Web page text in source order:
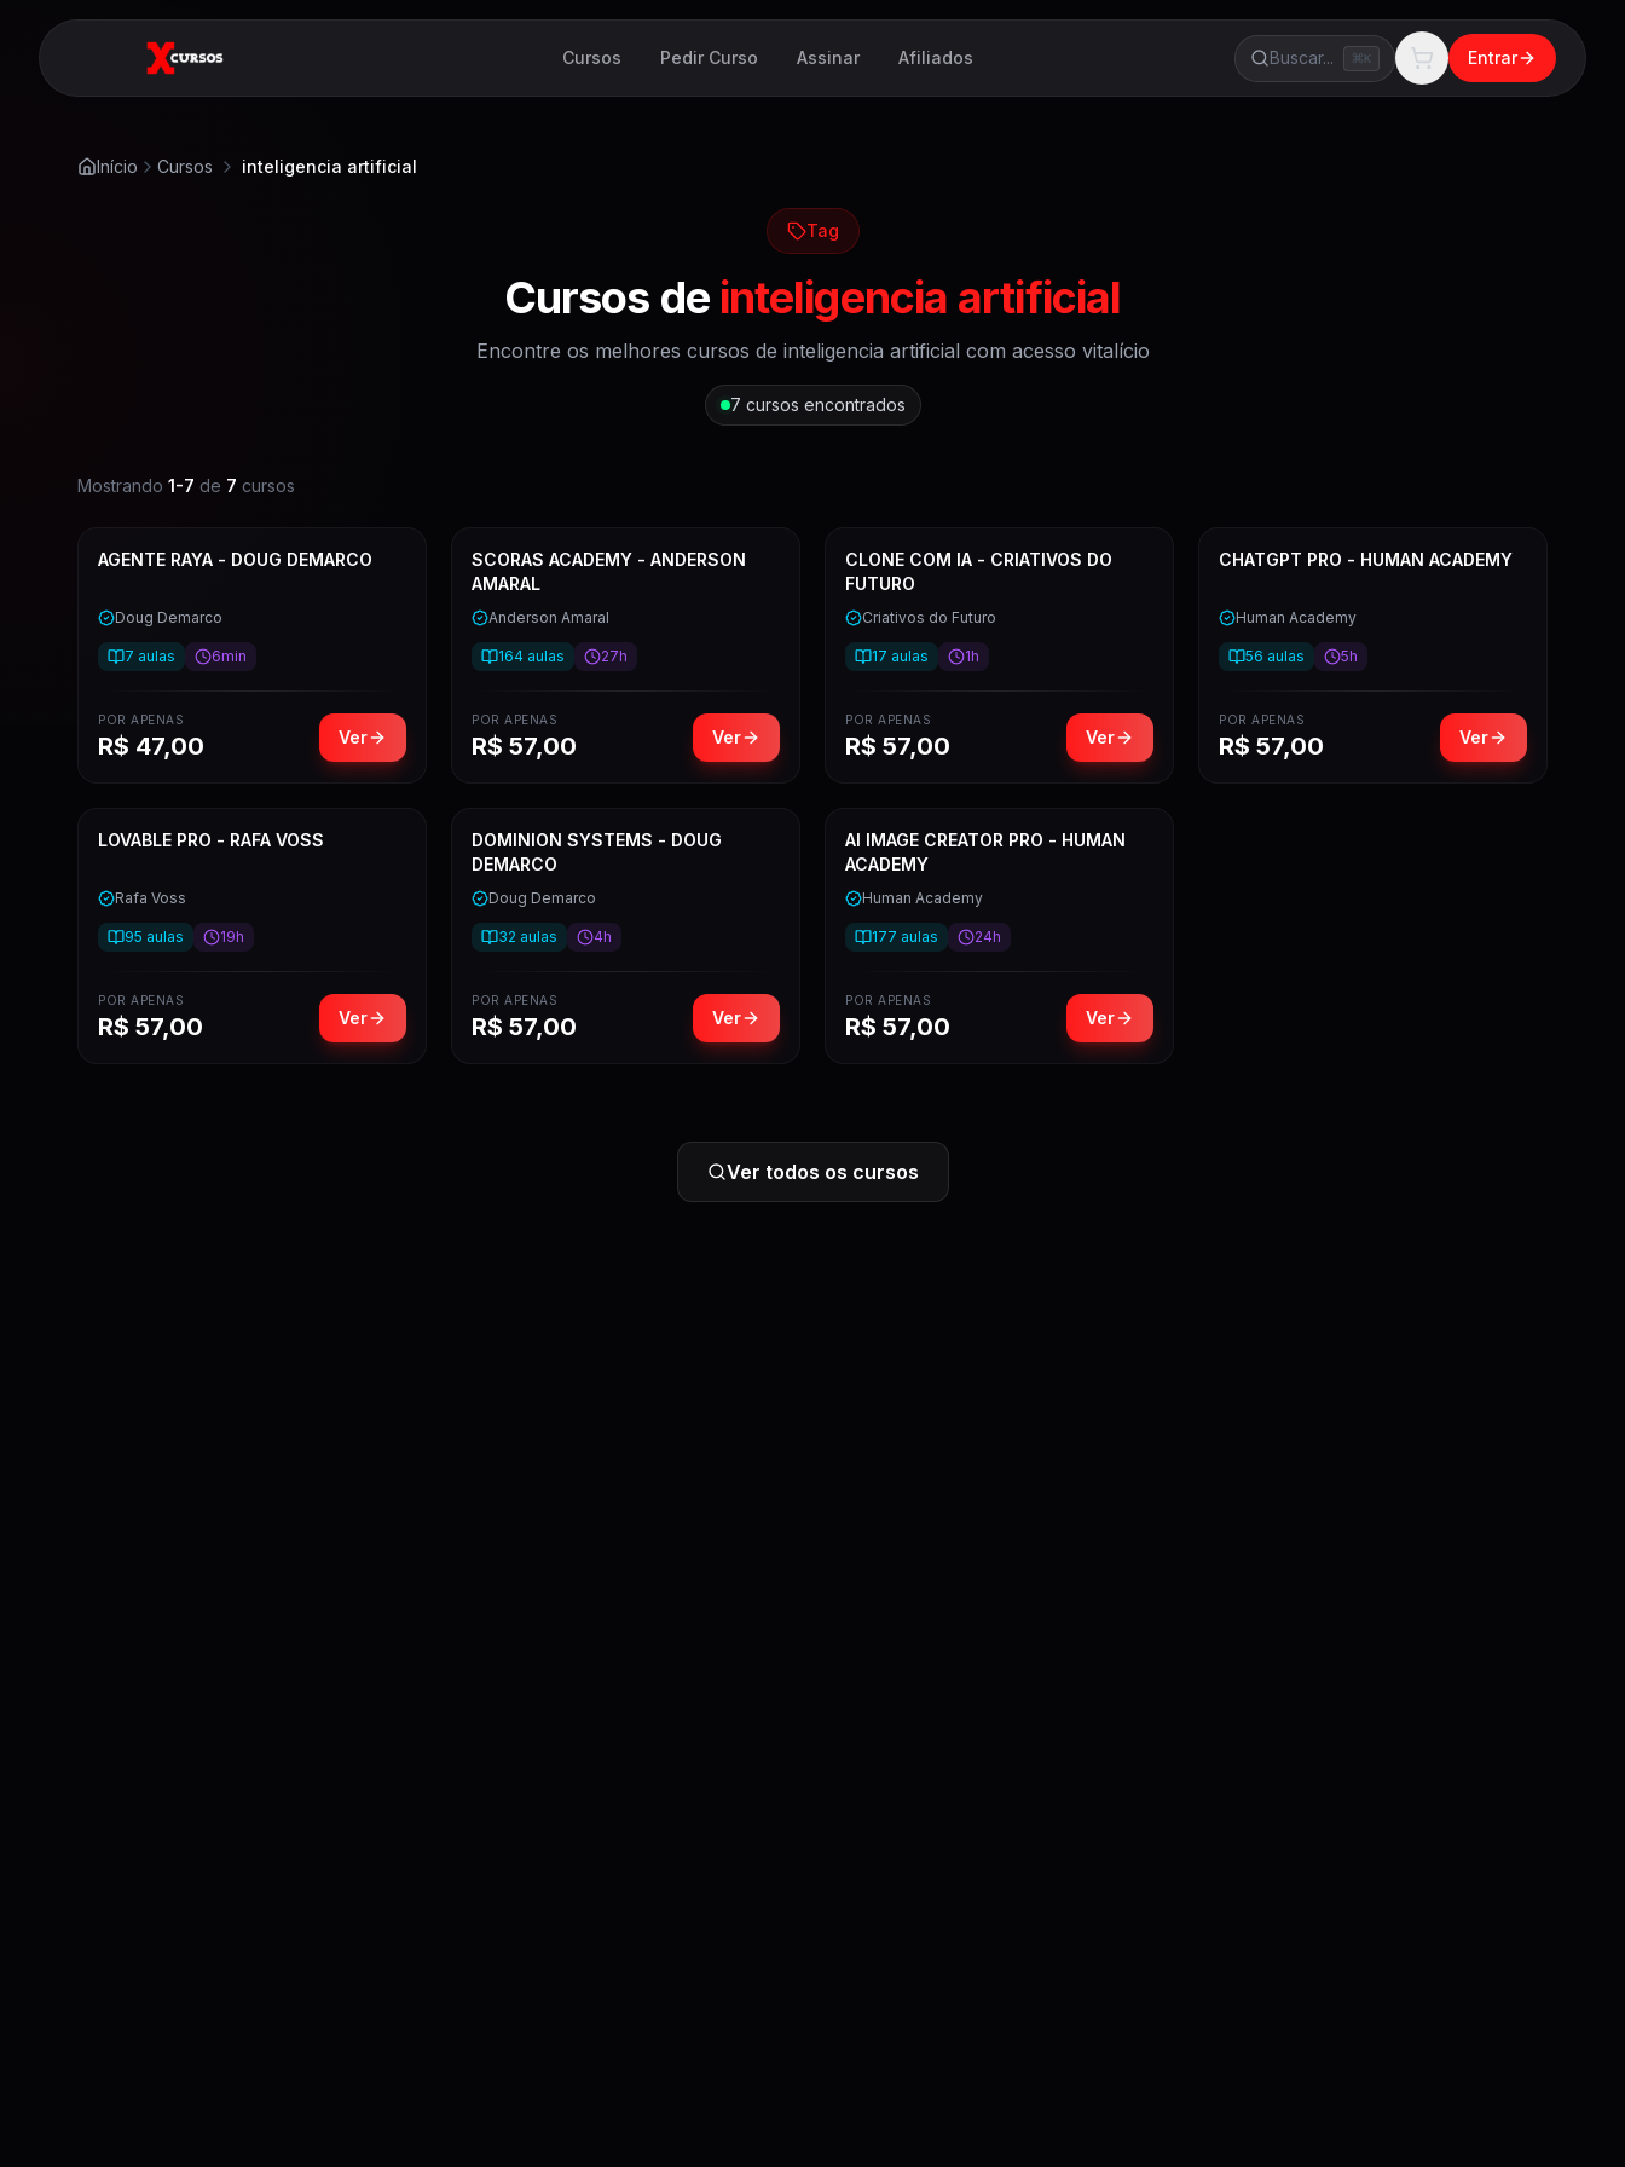
Cursos Pedir Curso Assinar Afiliados Buscar... K Entrar
Início Cursos inteligencia artificial
Tag
Cursos de inteligencia artificial
Encontre os melhores cursos de inteligencia artificial com acesso vitalício
7 cursos encontrados
Mostrando 1-7 de 7 cursos
AGENTE RAYA - DOUG DEMARCO
Doug Demarco
7 aulas 6min
POR APENAS
R$ 47,00 Ver
SCORAS ACADEMY - ANDERSON
AMARAL
Anderson Amaral
164 aulas 27h
POR APENAS
R$ 57,00 Ver
CLONE COM IA - CRIATIVOS DO
FUTURO
Criativos do Futuro
17 aulas 1h
POR APENAS
R$ 57,00 Ver
CHATGPT PRO - HUMAN ACADEMY
Human Academy
56 aulas 5h
POR APENAS
R$ 57,00 Ver
LOVABLE PRO - RAFA VOSS
Rafa Voss
95 aulas 19h
POR APENAS
R$ 57,00 Ver
DOMINION SYSTEMS - DOUG
DEMARCO
Doug Demarco
32 aulas 4h
POR APENAS
R$ 57,00 Ver
AI IMAGE CREATOR PRO - HUMAN
ACADEMY
Human Academy
177 aulas 24h
POR APENAS
R$ 57,00 Ver
Ver todos os cursos